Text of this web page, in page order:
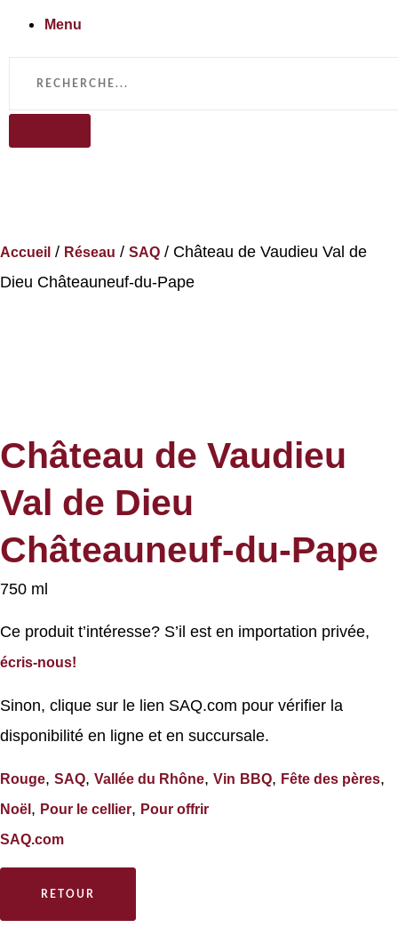
Menu
Accueil / Réseau / SAQ / Château de Vaudieu Val de
Dieu Châteauneuf-du-Pape
Château de Vaudieu
Val de Dieu
Châteauneuf-du-Pape
750 ml
Ce produit t’intéresse? S’il est en importation privée,
écris-nous!
Sinon, clique sur le lien SAQ.com pour vérifier la
disponibilité en ligne et en succursale.
Rouge, SAQ, Vallée du Rhône, Vin BBQ, Fête des pères,
Noël , Pour le cellier, Pour offrir
SAQ.com
RETOUR